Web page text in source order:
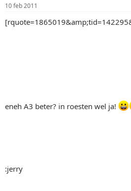
10 feb 2011
eneh A3 beter? in roesten wel ja!
:jerry